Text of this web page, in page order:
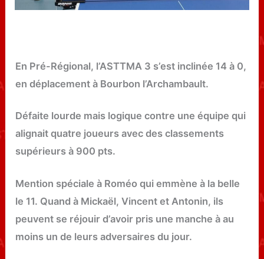
En Pré-Régional, l’ASTTMA 3 s’est inclinée 14 à 0,
en déplacement à Bourbon l’Archambault.
Défaite lourde mais logique contre une équipe qui
alignait quatre joueurs avec des classements
supérieurs à 900 pts.
Mention spéciale à Roméo qui emmène à la belle
le 11. Quand à Mickaël, Vincent et Antonin, ils
peuvent se réjouir d’avoir pris une manche à au
moins un de leurs adversaires du jour.